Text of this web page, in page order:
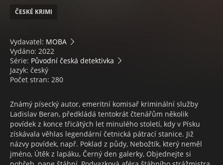
ČESKÉ KRIMI
Vydavatel: MOBA
Vydáno: 2022
Série: Původní česká detektivka
Jazyk: český
Počet stran: 280
Známý písecký autor, emeritní komisař kriminální služby
Ladislav Beran, předkládá tentokrát čtenářům několik
povídek z konce třicátých let minulého století, kdy v Písku
získávala věhlas legendární četnická pátrací stanice. Již
názvy povídek, např. Poklad z půdy, Nebožtík, který neměl
jméno, Útěk z lapáku, Černý den galerky, Objednejte si